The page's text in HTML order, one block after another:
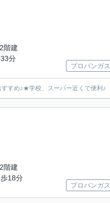
階建
33分
プロパンガス
すめ♪★学校、スーパー近くで便利♪
階建
歩18分
プロパンガス